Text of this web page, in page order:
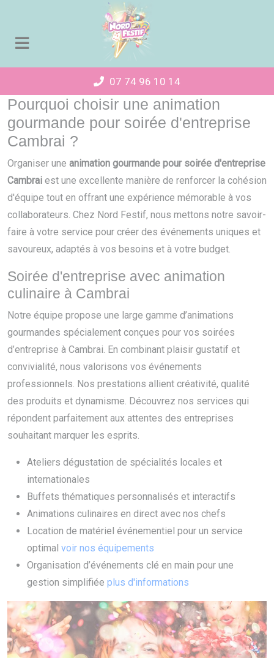
07 74 96 10 14
Pourquoi choisir une animation
gourmande pour soirée d'entreprise
Cambrai ?
Organiser une animation gourmande pour soirée d'entreprise
Cambrai est une excellente manière de renforcer la cohésion
d'équipe tout en offrant une expérience mémorable à vos
collaborateurs. Chez Nord Festif, nous mettons notre savoir-
faire à votre service pour créer des événements uniques et
savoureux, adaptés à vos besoins et à votre budget.
Soirée d'entreprise avec animation
culinaire à Cambrai
Notre équipe propose une large gamme d’animations
gourmandes spécialement conçues pour vos soirées
d’entreprise à Cambrai. En combinant plaisir gustatif et
convivialité, nous valorisons vos événements
professionnels. Nos prestations allient créativité, qualité
des produits et dynamisme. Découvrez nos services qui
répondent parfaitement aux attentes des entreprises
souhaitant marquer les esprits.
Ateliers dégustation de spécialités locales et
internationales
Buffets thématiques personnalisés et interactifs
Animations culinaires en direct avec nos chefs
Location de matériel événementiel pour un service
optimal voir nos équipements
Organisation d’événements clé en main pour une
gestion simplifiée plus d'informations
Panneau de gestion des cookies